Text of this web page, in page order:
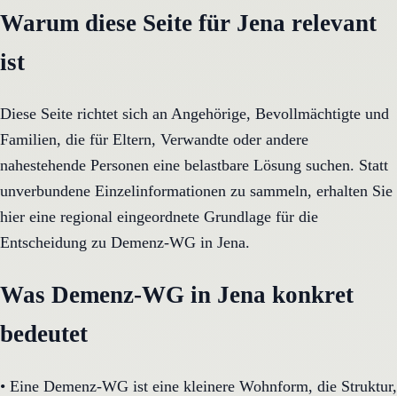
Warum diese Seite für Jena relevant
ist
Diese Seite richtet sich an Angehörige, Bevollmächtigte und
Familien, die für Eltern, Verwandte oder andere
nahestehende Personen eine belastbare Lösung suchen. Statt
unverbundene Einzelinformationen zu sammeln, erhalten Sie
hier eine regional eingeordnete Grundlage für die
Entscheidung zu Demenz-WG in Jena.
Was Demenz-WG in Jena konkret
bedeutet
• Eine Demenz-WG ist eine kleinere Wohnform, die Struktur,